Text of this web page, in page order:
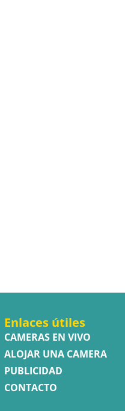
Enlaces útiles
CAMERAS EN VIVO
ALOJAR UNA CAMERA
PUBLICIDAD
CONTACTO